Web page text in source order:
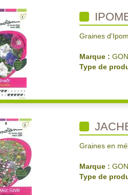
Graines
Marque :
Type de
Graines en
Marque :
Type de